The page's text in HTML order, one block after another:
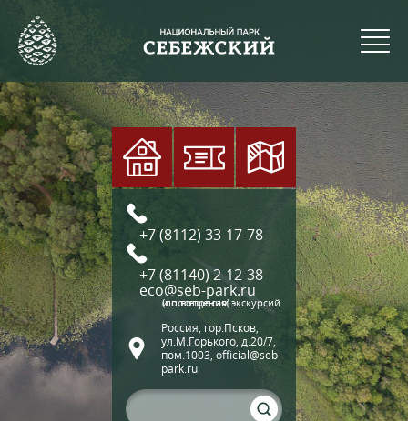
+7 (8112) 33-17-78
+7 (81140) 2-12-38
eco@seb-park.ru
(по вопросам экскурсий и посещения)
Россия, гор.Псков,
ул.М.Горького, д.20/7,
пом.1003, official@seb-
park.ru